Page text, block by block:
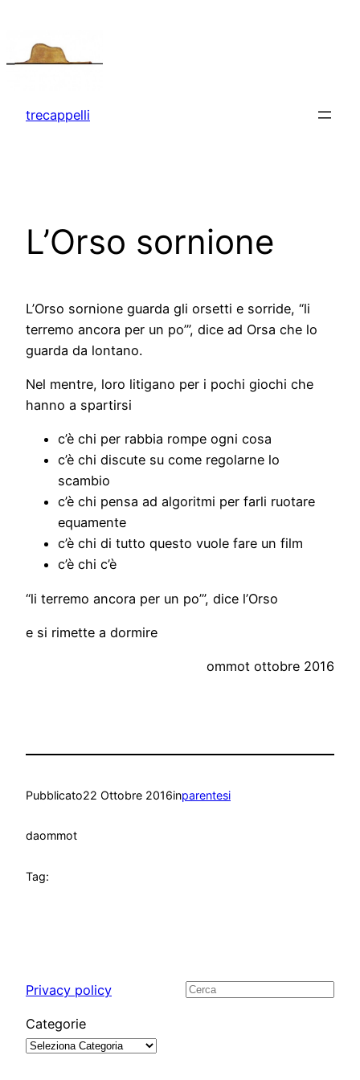
contenuto
trecappelli
L’Orso sornione
L’Orso sornione guarda gli orsetti e sorride, “li
terremo ancora per un po’”, dice ad Orsa che lo
guarda da lontano.
Nel mentre, loro litigano per i pochi giochi che
hanno a spartirsi
c’è chi per rabbia rompe ogni cosa
c’è chi discute su come regolarne lo
scambio
c’è chi pensa ad algoritmi per farli ruotare
equamente
c’è chi di tutto questo vuole fare un film
c’è chi c’è
“li terremo ancora per un po’”, dice l’Orso
e si rimette a dormire
ommot ottobre 2016
Pubblicato22 Ottobre 2016inparentesi
daommot
Tag:
Privacy policy Cerca
Categorie